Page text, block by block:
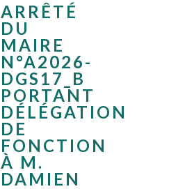
ARRÊTÉ
DU
MAIRE
N°A2026-
DGS17_B
PORTANT
DÉLÉGATION
DE
FONCTION
À M.
DAMIEN